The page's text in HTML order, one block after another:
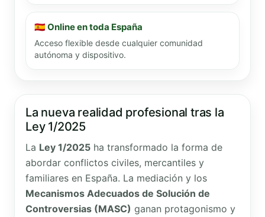
🇪🇸 Online en toda España
Acceso flexible desde cualquier comunidad
autónoma y dispositivo.
La nueva realidad profesional tras la
Ley 1/2025
La Ley 1/2025 ha transformado la forma de
abordar conflictos civiles, mercantiles y
familiares en España. La mediación y los
Mecanismos Adecuados de Solución de
Controversias (MASC) ganan protagonismo y